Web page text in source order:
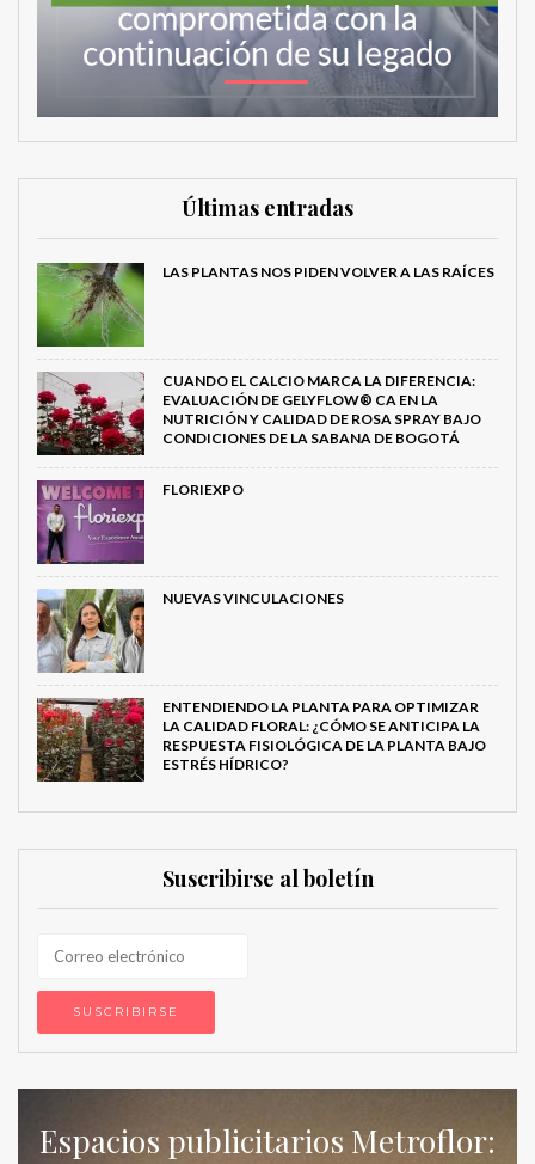
Últimas entradas
LAS PLANTAS NOS PIDEN VOLVER A LAS RAÍCES
CUANDO EL CALCIO MARCA LA DIFERENCIA:
EVALUACIÓN DE GELYFLOW® CA EN LA
NUTRICIÓN Y CALIDAD DE ROSA SPRAY BAJO
CONDICIONES DE LA SABANA DE BOGOTÁ
FLORIEXPO
NUEVAS VINCULACIONES
ENTENDIENDO LA PLANTA PARA OPTIMIZAR
LA CALIDAD FLORAL: ¿CÓMO SE ANTICIPA LA
RESPUESTA FISIOLÓGICA DE LA PLANTA BAJO
ESTRÉS HÍDRICO?
Suscribirse al boletín
Espacios publicitarios Metroflor: